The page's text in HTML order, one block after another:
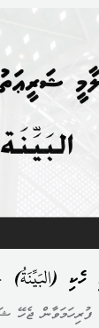
(البَيِّنَةُ)
ފުރިހަމަވާން ޖެހޭ